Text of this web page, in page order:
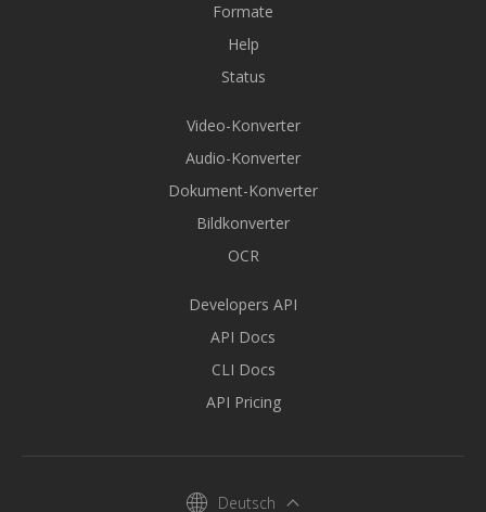
Formate
Help
Status
Video-Konverter
Audio-Konverter
Dokument-Konverter
Bildkonverter
OCR
Developers API
API Docs
CLI Docs
API Pricing
Deutsch